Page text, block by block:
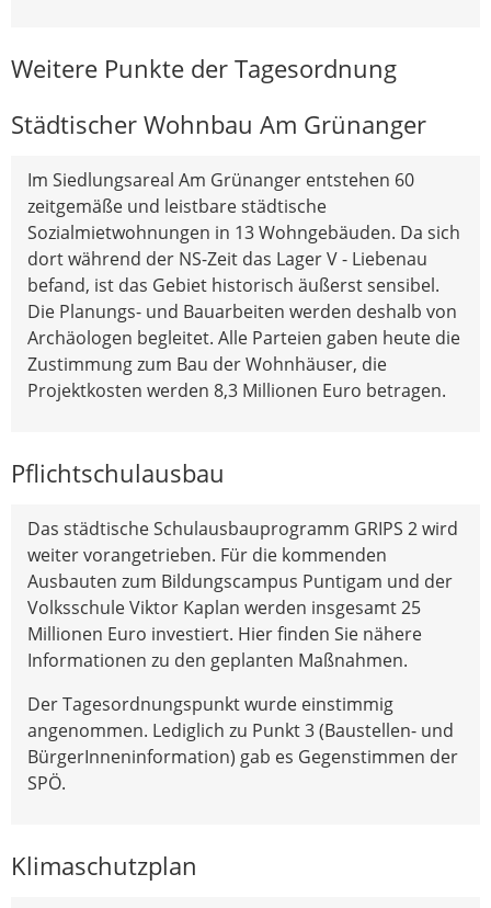
Weitere Punkte der Tagesordnung
Städtischer Wohnbau Am Grünanger
Im Siedlungsareal Am Grünanger entstehen 60
zeitgemäße und leistbare städtische
Sozialmietwohnungen in 13 Wohngebäuden. Da sich
dort während der NS-Zeit das Lager V - Liebenau
befand, ist das Gebiet historisch äußerst sensibel.
Die Planungs- und Bauarbeiten werden deshalb von
Archäologen begleitet. Alle Parteien gaben heute die
Zustimmung zum Bau der Wohnhäuser, die
Projektkosten werden 8,3 Millionen Euro betragen.
Pflichtschulausbau
Das städtische Schulausbauprogramm GRIPS 2 wird
weiter vorangetrieben. Für die kommenden
Ausbauten zum Bildungscampus Puntigam und der
Volksschule Viktor Kaplan werden insgesamt 25
Millionen Euro investiert. Hier finden Sie nähere
Informationen zu den geplanten Maßnahmen.
Der Tagesordnungspunkt wurde einstimmig
angenommen. Lediglich zu Punkt 3 (Baustellen- und
BürgerInneninformation) gab es Gegenstimmen der
SPÖ.
Klimaschutzplan